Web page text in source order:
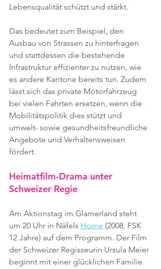
Lebensqualität schützt und stärkt.
Das bedeutet zum Beispiel, den
Ausbau von Strassen zu hinterfragen
und stattdessen die bestehende
Infrastruktur effizienter zu nutzen, wie
es andere Kantone bereits tun. Zudem
lässt sich das private Motorfahrzeug
bei vielen Fahrten ersetzen, wenn die
Mobilitätspolitik dies stützt und
umwelt- sowie gesundheitsfreundliche
Angebote und Verhaltensweisen
fördert.
Heimatfilm-Drama unter
Schweizer Regie
Am Aktionstag im Glarnerland steht
um 20 Uhr in Näfels Home (2008, FSK
12 Jahre) auf dem Programm. Der Film
der Schweizer Regisseurin Ursula Meier
beginnt mit einer glücklichen Familie